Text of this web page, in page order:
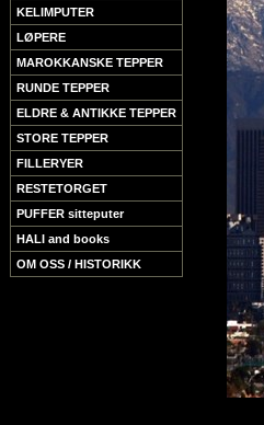
KELIMPUTER
LØPERE
MAROKKANSKE TEPPER
RUNDE TEPPER
ELDRE & ANTIKKE TEPPER
STORE TEPPER
FILLERYER
RESTETORGET
PUFFER sitteputer
HALI and books
OM OSS / HISTORIKK